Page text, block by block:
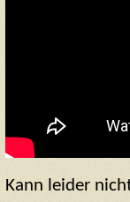
Kann leider